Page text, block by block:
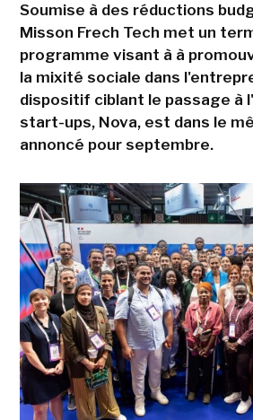
Soumise à des réductions
Misson Frech Tech met un
programme visant à à
la mixité sociale dans
dispositif ciblant le passage à
start-ups, Nova, est dans le
annoncé pour septembre.